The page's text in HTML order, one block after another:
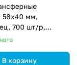
58х40 мм,
700 шт/р,
40 мм (1,5
В корзину